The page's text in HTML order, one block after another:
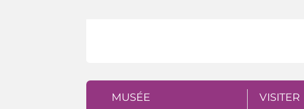
MUSÉE VISITER